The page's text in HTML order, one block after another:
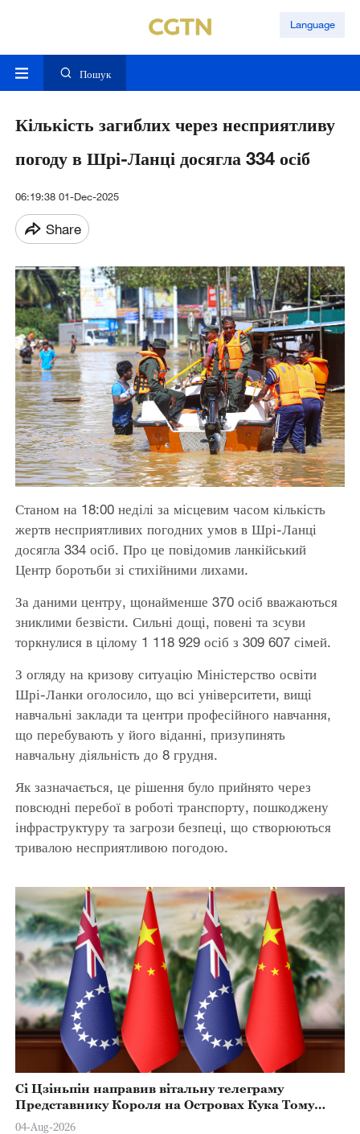
Language
Пошук
Кількість загиблих через несприятливу
погоду в Шрі-Ланці досягла 334 осіб
06:19:38 01-Dec-2025
Share
Станом на 18:00 неділі за місцевим часом кількість
жертв несприятливих погодних умов в Шрі-Ланці
досягла 334 осіб. Про це повідомив ланкійський
Центр боротьби зі стихійними лихами.
За даними центру, щонайменше 370 осіб вважаються
зниклими безвісти. Сильні дощі, повені та зсуви
торкнулися в цілому 1 118 929 осіб з 309 607 сімей.
З огляду на кризову ситуацію Міністерство освіти
Шрі-Ланки оголосило, що всі університети, вищі
навчальні заклади та центри професійного навчання,
що перебувають у його віданні, призупинять
навчальну діяльність до 8 грудня.
Як зазначається, це рішення було прийнято через
повсюдні перебої в роботі транспорту, пошкоджену
інфраструктуру та загрози безпеці, що створюються
тривалою несприятливою погодою.
Сі Цзіньпін направив вітальну телеграму
Представнику Короля на Островах Кука Тому
Марстерсу з нагоди Дня Конституції
04-Aug-2026